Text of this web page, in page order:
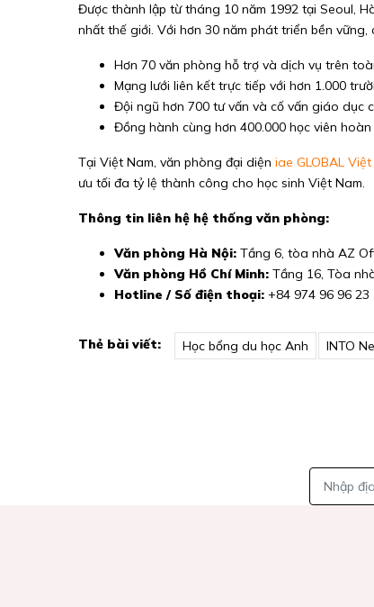
Được thành lập từ tháng 10 năm 1992 tại Seoul,
nhất thế giới. Với hơn 30 năm phát triển bền
Hơn 70 văn phòng hỗ trợ và dịch vụ trên
Mạng lưới liên kết trực tiếp với hơn 1.000
Đội ngũ hơn 700 tư vấn và cố vấn giáo dục
Đồng hành cùng hơn 400.000 học viên
Tại Việt Nam, văn phòng đại diện iae GLOBAL
ưu tối đa tỷ lệ thành công cho học sinh Việt Nam.
Thông tin liên hệ hệ thống văn phòng:
Văn phòng Hà Nội: Tầng 6, tòa nhà AZ
Văn phòng Hồ Chí Minh: Tầng 16, Tòa
Hotline / Số điện thoại: +84 974 96 96 23
Thẻ bài viết: Học bổng du học Anh INTO